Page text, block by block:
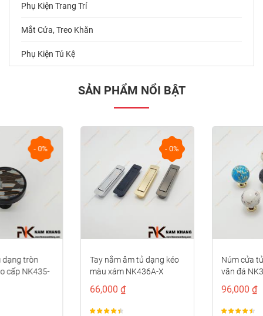
Phụ Kiện Trang Trí
Mắt Cửa, Treo Khăn
Phụ Kiện Tủ Kệ
SẢN PHẨM NỔI BẬT
Tay nắm âm tủ dạng kéo
màu xám NK436A-X
Núm cửa tủ hình cầu phối
vân đá NK328